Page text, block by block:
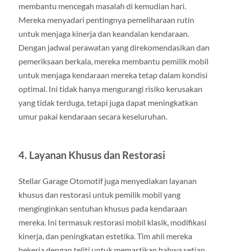
membantu mencegah masalah di kemudian hari.
Mereka menyadari pentingnya pemeliharaan rutin
untuk menjaga kinerja dan keandalan kendaraan.
Dengan jadwal perawatan yang direkomendasikan dan
pemeriksaan berkala, mereka membantu pemilik mobil
untuk menjaga kendaraan mereka tetap dalam kondisi
optimal. Ini tidak hanya mengurangi risiko kerusakan
yang tidak terduga, tetapi juga dapat meningkatkan
umur pakai kendaraan secara keseluruhan.
4. Layanan Khusus dan Restorasi
Stellar Garage Otomotif juga menyediakan layanan
khusus dan restorasi untuk pemilik mobil yang
menginginkan sentuhan khusus pada kendaraan
mereka. Ini termasuk restorasi mobil klasik, modifikasi
kinerja, dan peningkatan estetika. Tim ahli mereka